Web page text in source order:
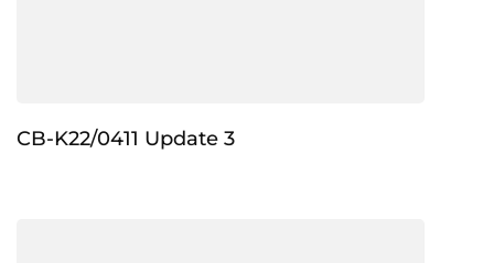
CB-K22/0411 Update 3